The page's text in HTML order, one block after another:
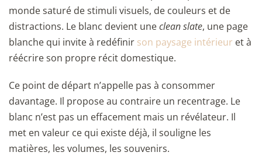
monde saturé de stimuli visuels, de couleurs et de
distractions. Le blanc devient uneclean slate, une page
blanche qui invite à redéfinir son paysage intérieur et à
réécrire son propre récit domestique.
Ce point de départ n’appelle pas à consommer
davantage. Il propose au contraire un recentrage. Le
blanc n’est pas un effacement mais un révélateur. Il
met en valeur ce qui existe déjà, il souligne les
matières, les volumes, les souvenirs.